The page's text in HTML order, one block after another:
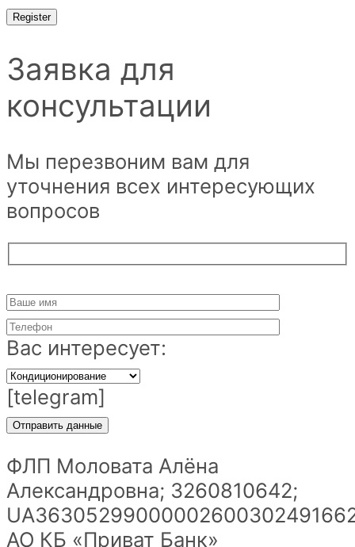
Register
Заявка для
консультации
Мы перезвоним вам для
уточнения всех интересующих
вопросов
Вас интересует:
[telegram]
ФЛП Моловата Алёна
Александровна; 3260810642;
АО КБ «Приват Банк»